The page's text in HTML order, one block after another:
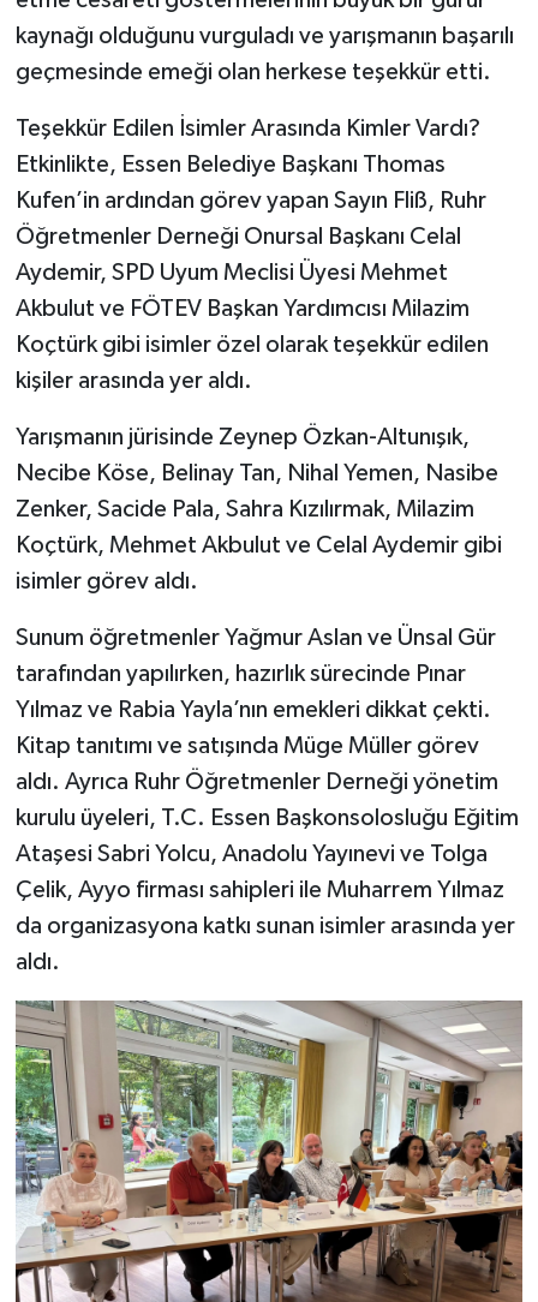
kaynağı olduğunu vurguladı ve yarışmanın başarılı
geçmesinde emeği olan herkese teşekkür etti.
Teşekkür Edilen İsimler Arasında Kimler Vardı?
Etkinlikte, Essen Belediye Başkanı Thomas
Kufen’in ardından görev yapan Sayın Fliß, Ruhr
Öğretmenler Derneği Onursal Başkanı Celal
Aydemir, SPD Uyum Meclisi Üyesi Mehmet
Akbulut ve FÖTEV Başkan Yardımcısı Milazim
Koçtürk gibi isimler özel olarak teşekkür edilen
kişiler arasında yer aldı.
Yarışmanın jürisinde Zeynep Özkan-Altunışık,
Necibe Köse, Belinay Tan, Nihal Yemen, Nasibe
Zenker, Sacide Pala, Sahra Kızılırmak, Milazim
Koçtürk, Mehmet Akbulut ve Celal Aydemir gibi
isimler görev aldı.
Sunum öğretmenler Yağmur Aslan ve Ünsal Gür
tarafından yapılırken, hazırlık sürecinde Pınar
Yılmaz ve Rabia Yayla’nın emekleri dikkat çekti.
Kitap tanıtımı ve satışında Müge Müller görev
aldı. Ayrıca Ruhr Öğretmenler Derneği yönetim
kurulu üyeleri, T.C. Essen Başkonsolosluğu Eğitim
Ataşesi Sabri Yolcu, Anadolu Yayınevi ve Tolga
Çelik, Ayyo firması sahipleri ile Muharrem Yılmaz
da organizasyona katkı sunan isimler arasında yer
aldı.